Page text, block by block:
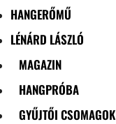
HANGERŐMŰ
LÉNÁRD LÁSZLÓ
MAGAZIN
HANGPRÓBA
GYŰJTŐI CSOMAGOK